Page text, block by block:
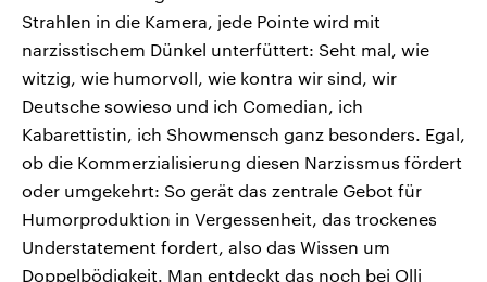
Strahlen in die Kamera, jede Pointe wird mit
narzisstischem Dünkel unterfüttert: Seht mal, wie
witzig, wie humorvoll, wie kontra wir sind, wir
Deutsche sowieso und ich Comedian, ich
Kabarettistin, ich Showmensch ganz besonders. Egal,
ob die Kommerzialisierung diesen Narzissmus fördert
oder umgekehrt: So gerät das zentrale Gebot für
Humorproduktion in Vergessenheit, das trockenes
Understatement fordert, also das Wissen um
Doppelbödigkeit. Man entdeckt das noch bei Olli